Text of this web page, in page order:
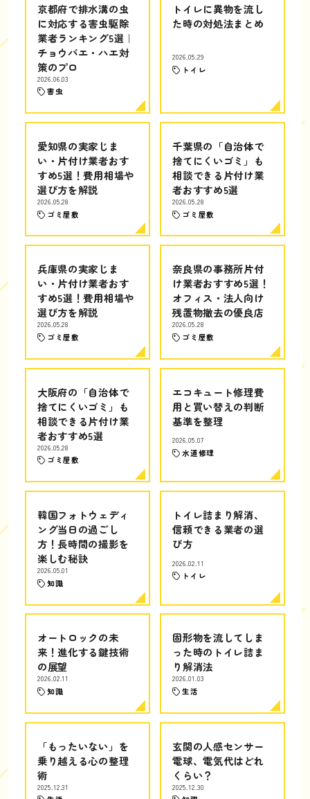
京都府で排水溝の虫
に対応する害虫駆除
業者ランキング5選｜
チョウバエ・ハエ対
策のプロ
2026.06.03
害虫
トイレに異物を流し
た時の対処法まとめ
2026.05.29
トイレ
愛知県の実家じま
い・片付け業者おす
すめ5選！費用相場や
選び方を解説
2026.05.28
ゴミ屋敷
千葉県の「自治体で
捨てにくいゴミ」も
相談できる片付け業
者おすすめ5選
2026.05.28
ゴミ屋敷
兵庫県の実家じま
い・片付け業者おす
すめ5選！費用相場や
選び方を解説
2026.05.28
ゴミ屋敷
奈良県の事務所片付
け業者おすすめ5選！
オフィス・法人向け
残置物撤去の優良店
2026.05.28
ゴミ屋敷
大阪府の「自治体で
捨てにくいゴミ」も
相談できる片付け業
者おすすめ5選
2026.05.28
ゴミ屋敷
エコキュート修理費
用と買い替えの判断
基準を整理
2026.05.07
水道修理
韓国フォトウェディ
ング当日の過ごし
方！長時間の撮影を
楽しむ秘訣
2026.05.01
知識
トイレ詰まり解消、
信頼できる業者の選
び方
2026.02.11
トイレ
オートロックの未
来！進化する鍵技術
の展望
2026.02.11
知識
固形物を流してしま
った時のトイレ詰ま
り解消法
2026.01.03
生活
「もったいない」を
乗り越える心の整理
術
2025.12.31
玄関の人感センサー
電球、電気代はどれ
くらい？
2025.12.30